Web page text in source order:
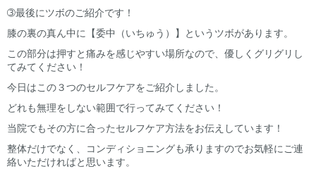
➂最後にツボのご紹介です！
膝の裏の真ん中に【委中（いちゅう）】というツボがあります。
この部分は押すと痛みを感じやすい場所なので、優しくグリグリし
てみてください！
今日はこの３つのセルフケアをご紹介しました。
どれも無理をしない範囲で行ってみてください！
当院でもその方に合ったセルフケア方法をお伝えしています！
整体だけでなく、コンディショニングも承りますのでお気軽にご連
絡いただければと思います。